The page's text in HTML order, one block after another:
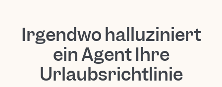
Warteschlange gestellt werden. Alle Details finden Sie in unserer
Datenschutz- & Sicherheitsdokumentation .
Anleitungen für jeden Client finden Sie in unseremSlite MCP
Irgendwo halluziniert
ein Agent Ihre
Urlaubsrichtlinie